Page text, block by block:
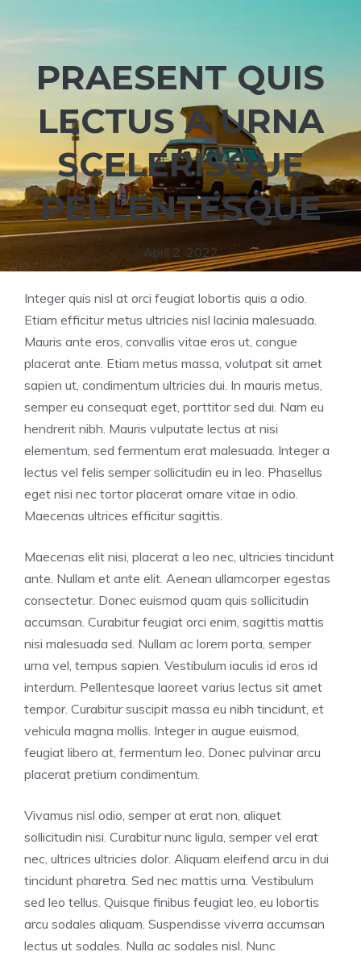
PRAESENT QUIS
LECTUS A URNA
SCELERISQUE
PELLENTESQUE
April 2, 2022
Integer quis nisl at orci feugiat lobortis quis a odio.
Etiam efficitur metus ultricies nisl lacinia malesuada.
Mauris ante eros, convallis vitae eros ut, congue
placerat ante. Etiam metus massa, volutpat sit amet
sapien ut, condimentum ultricies dui. In mauris metus,
semper eu consequat eget, porttitor sed dui. Nam eu
hendrerit nibh. Mauris vulputate lectus at nisi
elementum, sed fermentum erat malesuada. Integer a
lectus vel felis semper sollicitudin eu in leo. Phasellus
eget nisi nec tortor placerat ornare vitae in odio.
Maecenas ultrices efficitur sagittis.
Maecenas elit nisi, placerat a leo nec, ultricies tincidunt
ante. Nullam et ante elit. Aenean ullamcorper egestas
consectetur. Donec euismod quam quis sollicitudin
accumsan. Curabitur feugiat orci enim, sagittis mattis
nisi malesuada sed. Nullam ac lorem porta, semper
urna vel, tempus sapien. Vestibulum iaculis id eros id
interdum. Pellentesque laoreet varius lectus sit amet
tempor. Curabitur suscipit massa eu nibh tincidunt, et
vehicula magna mollis. Integer in augue euismod,
feugiat libero at, fermentum leo. Donec pulvinar arcu
placerat pretium condimentum.
Vivamus nisl odio, semper at erat non, aliquet
sollicitudin nisi. Curabitur nunc ligula, semper vel erat
nec, ultrices ultricies dolor. Aliquam eleifend arcu in dui
tincidunt pharetra. Sed nec mattis urna. Vestibulum
sed leo tellus. Quisque finibus feugiat leo, eu lobortis
arcu sodales aliquam. Suspendisse viverra accumsan
lectus ut sodales. Nulla ac sodales nisl. Nunc